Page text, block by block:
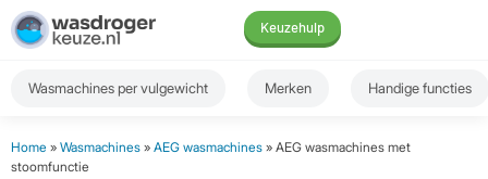
Keuzehulp
Wasmachines per vulgewicht Merken Handige functies
Home » Wasmachines » AEG wasmachines » AEG wasmachines met
stoomfunctie